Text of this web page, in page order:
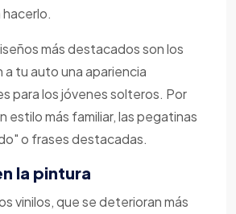
más destacados son los
a tu auto una apariencia
para los jóvenes solteros. Por
estilo más familiar, las pegatinas
o frases destacadas.
la pintura
vinilos, que se deterioran más